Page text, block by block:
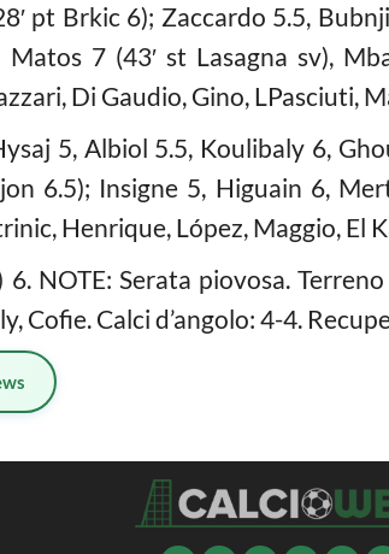
pt Brkic 6); Zaccardo 5.5,
7 (43′ st Lasagna sv),
Di Gaudio, Gino, LPasciuti,
5, Albiol 5.5, Koulibaly 6,
6.5); Insigne 5, Higuain 6,
Henrique, López, Maggio, El
6. NOTE: Serata piovosa.
Cofie. Calci d’angolo: 4-4.